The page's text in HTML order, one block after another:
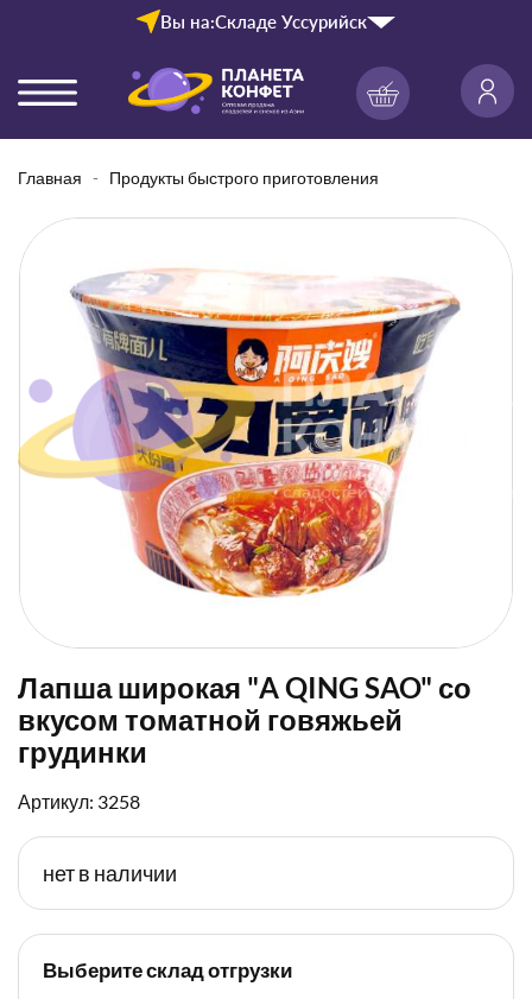
Вы на:Складе Уссурийск
Главная Продукты быстрого приготовления
Лапша широкая "A QING SAO" со
вкусом томатной говяжьей
грудинки
Артикул: 3258
нет в наличии
Выберите склад отгрузки